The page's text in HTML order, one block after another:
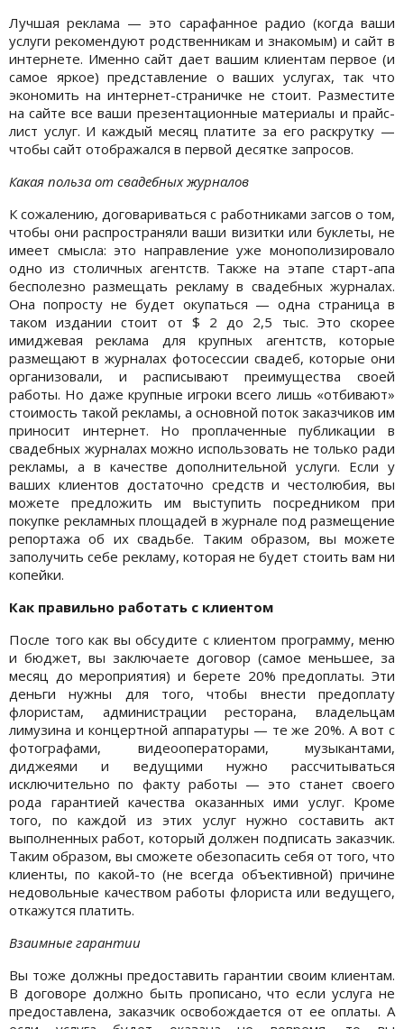
Лучшая реклама — это сарафанное радио (когда ваши
услуги рекомендуют родственникам и знакомым) и сайт в
интернете. Именно сайт дает вашим клиентам первое (и
самое яркое) представление о ваших услугах, так что
экономить на интернет-страничке не стоит. Разместите
на сайте все ваши презентационные материалы и прайс-
лист услуг. И каждый месяц платите за его раскрутку —
чтобы сайт отображался в первой десятке запросов.
Какая польза от свадебных журналов
К сожалению, договариваться с работниками загсов о том,
чтобы они распространяли ваши визитки или буклеты, не
имеет смысла: это направление уже монополизировало
одно из столичных агентств. Также на этапе старт-апа
бесполезно размещать рекламу в свадебных журналах.
Она попросту не будет окупаться — одна страница в
таком издании стоит от $ 2 до 2,5 тыс. Это скорее
имиджевая реклама для крупных агентств, которые
размещают в журналах фотосессии свадеб, которые они
организовали, и расписывают преимущества своей
работы. Но даже крупные игроки всего лишь «отбивают»
стоимость такой рекламы, а основной поток заказчиков им
приносит интернет. Но проплаченные публикации в
свадебных журналах можно использовать не только ради
рекламы, а в качестве дополнительной услуги. Если у
ваших клиентов достаточно средств и честолюбия, вы
можете предложить им выступить посредником при
покупке рекламных площадей в журнале под размещение
репортажа об их свадьбе. Таким образом, вы можете
заполучить себе рекламу, которая не будет стоить вам ни
копейки.
Как правильно работать с клиентом
После того как вы обсудите с клиентом программу, меню
и бюджет, вы заключаете договор (самое меньшее, за
месяц до мероприятия) и берете 20% предоплаты. Эти
деньги нужны для того, чтобы внести предоплату
флористам, администрации ресторана, владельцам
лимузина и концертной аппаратуры — те же 20%. А вот с
фотографами, видеооператорами, музыкантами,
диджеями и ведущими нужно рассчитываться
исключительно по факту работы — это станет своего
рода гарантией качества оказанных ими услуг. Кроме
того, по каждой из этих услуг нужно составить акт
выполненных работ, который должен подписать заказчик.
Таким образом, вы сможете обезопасить себя от того, что
клиенты, по какой-то (не всегда объективной) причине
недовольные качеством работы флориста или ведущего,
откажутся платить.
Взаимные гарантии
Вы тоже должны предоставить гарантии своим клиентам.
В договоре должно быть прописано, что если услуга не
предоставлена, заказчик освобождается от ее оплаты. А